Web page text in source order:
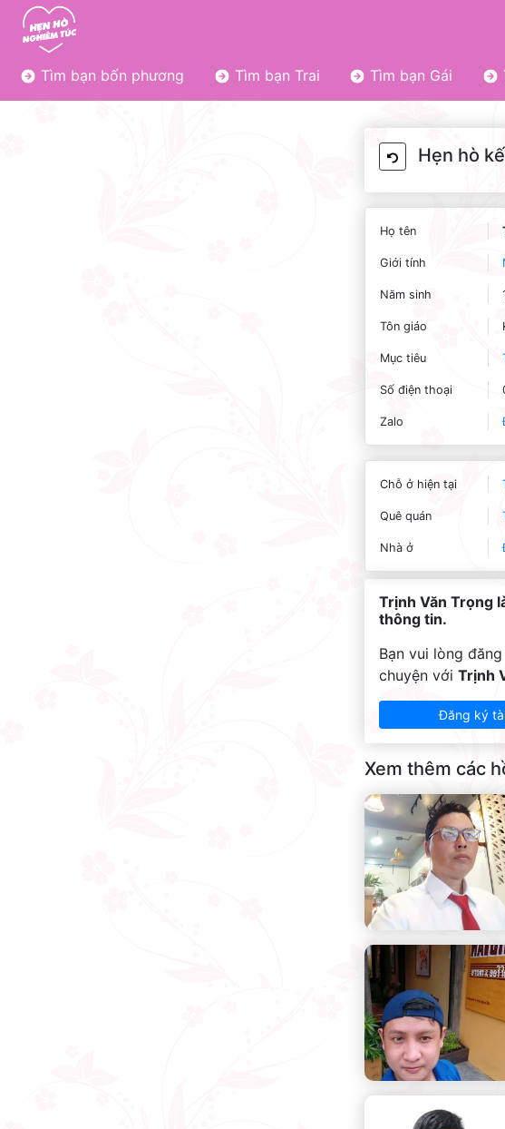
Tìm bạn bốn phương Tìm bạn Trai Tìm bạn Gái
Hẹn hò
Họ tên
Giới tính
Năm sinh
Tôn giáo
Mục tiêu
Số điện thoại
Zalo
Chỗ ở hiện tại
Quê quán
Nhà ở
Trịnh Văn Trọng
thông tin.
Bạn vui lòng
chuyện với Trịnh
Đăng ký
Xem thêm các